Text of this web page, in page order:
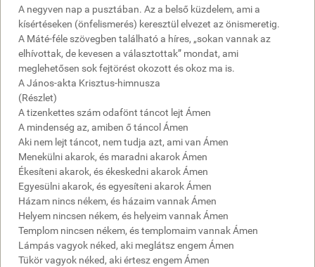
A negyven nap a pusztában. Az a belső küzdelem, ami a
kísértéseken (önfelismerés) keresztül elvezet az önismeretig.
A Máté-féle szövegben található a híres, „sokan vannak az
elhívottak, de kevesen a választottak” mondat, ami
meglehetősen sok fejtörést okozott és okoz ma is.
A János-akta Krisztus-himnusza
(Részlet)
A tizenkettes szám odafönt táncot lejt Ámen
A mindenség az, amiben ő táncol Ámen
Aki nem lejt táncot, nem tudja azt, ami van Ámen
Menekülni akarok, és maradni akarok Ámen
Ékesíteni akarok, és ékeskedni akarok Ámen
Egyesülni akarok, és egyesíteni akarok Ámen
Házam nincs nékem, és házaim vannak Ámen
Helyem nincsen nékem, és helyeim vannak Ámen
Templom nincsen nékem, és templomaim vannak Ámen
Lámpás vagyok néked, aki meglátsz engem Ámen
Tükör vagyok néked, aki értesz engem Ámen